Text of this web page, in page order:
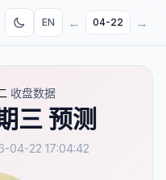
EN ← 04-22 →
收盘数据
三 预测
04-22 17:04:42